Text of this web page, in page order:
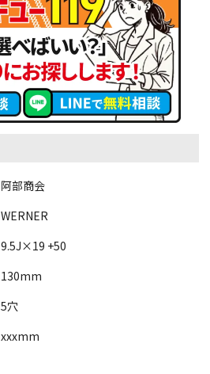
阿部商会
WERNER
9.5J×19 +50
130mm
5穴
xxxmm